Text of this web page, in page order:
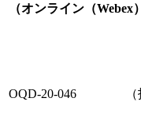
（オンライン（
OQD-20-046